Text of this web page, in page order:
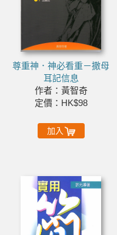
尊重神．神必看重－撒母
耳記信息
作者：黃智奇
定價：HK$98
加入